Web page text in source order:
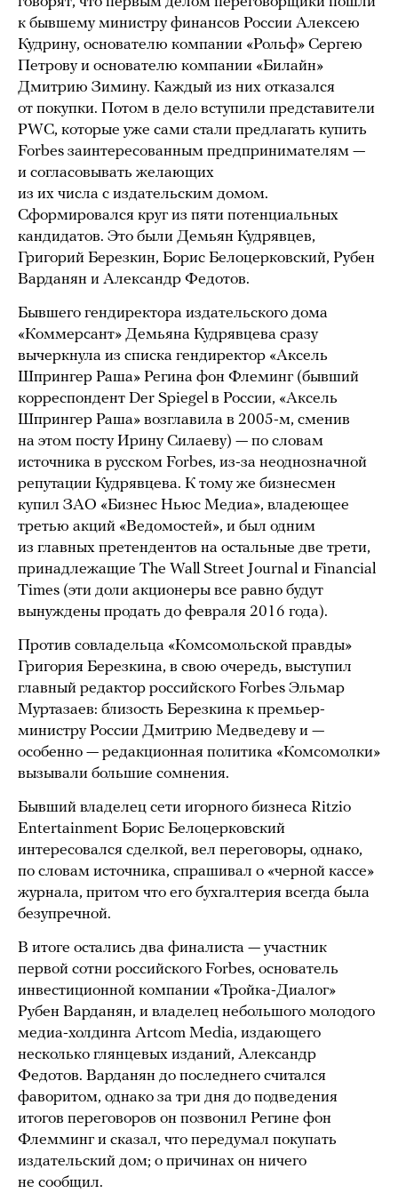
к бывшему министру финансов России Алексею
Кудрину, основателю компании «Рольф» Сергею
Петрову и основателю компании «Билайн»
Дмитрию Зимину. Каждый из них отказался
от покупки. Потом в дело вступили представители
PWC, которые уже сами стали предлагать купить
Forbes заинтересованным предпринимателям —
и согласовывать желающих
из их числа с издательским домом.
Сформировался круг из пяти потенциальных
кандидатов. Это были Демьян Кудрявцев,
Григорий Березкин, Борис Белоцерковский, Рубен
Варданян и Александр Федотов.
Бывшего гендиректора издательского дома
«Коммерсант» Демьяна Кудрявцева сразу
вычеркнула из списка гендиректор «Аксель
Шпрингер Раша» Регина фон Флеминг (бывший
корреспондент Der Spiegel в России, «Аксель
Шпрингер Раша» возглавила в 2005-м, сменив
на этом посту Ирину Силаеву) — по словам
источника в русском Forbes, из-за неоднозначной
репутации Кудрявцева. К тому же бизнесмен
купил ЗАО «Бизнес Ньюс Медиа», владеющее
третью акций «Ведомостей», и был одним
из главных претендентов на остальные две трети,
принадлежащие The Wall Street Journal и Financial
Times (эти доли акционеры все равно будут
вынуждены продать до февраля 2016 года).
Против совладельца «Комсомольской правды»
Григория Березкина, в свою очередь, выступил
главный редактор российского Forbes Эльмар
Муртазаев: близость Березкина к премьер-
министру России Дмитрию Медведеву и —
особенно — редакционная политика «Комсомолки»
вызывали большие сомнения.
Бывший владелец сети игорного бизнеса Ritzio
Entertainment Борис Белоцерковский
интересовался сделкой, вел переговоры, однако,
по словам источника, спрашивал о «черной кассе»
журнала, притом что его бухгалтерия всегда была
безупречной.
В итоге остались два финалиста — участник
первой сотни российского Forbes, основатель
инвестиционной компании «Тройка-Диалог»
Рубен Варданян, и владелец небольшого молодого
медиа-холдинга Artcom Media, издающего
несколько глянцевых изданий, Александр
Федотов. Варданян до последнего считался
фаворитом, однако за три дня до подведения
итогов переговоров он позвонил Регине фон
Флемминг и сказал, что передумал покупать
издательский дом; о причинах он ничего
не сообщил.